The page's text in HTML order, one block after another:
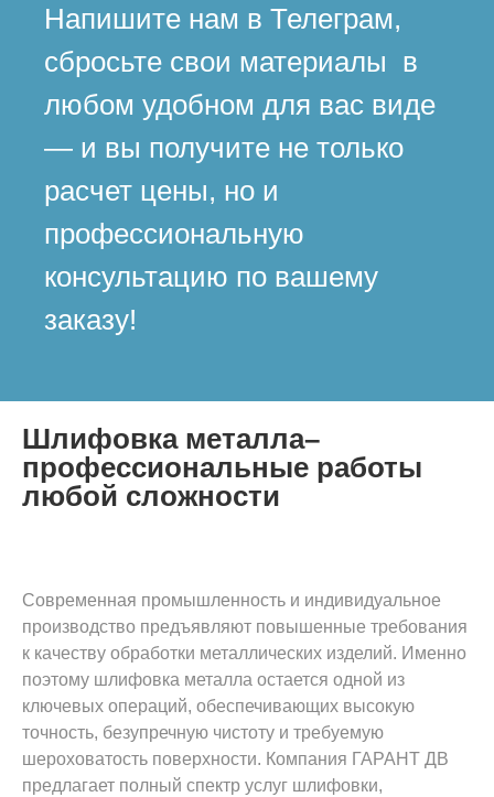
Напишите нам в Телеграм,
сбросьте свои материалы в
любом удобном для вас виде
— и вы получите не только
расчет цены, но и
профессиональную
консультацию по вашему
заказу!
Шлифовка металла–
профессиональные работы
любой сложности
Современная промышленность и индивидуальное
производство предъявляют повышенные требования
к качеству обработки металлических изделий. Именно
поэтому шлифовка металла остается одной из
ключевых операций, обеспечивающих высокую
точность, безупречную чистоту и требуемую
шероховатость поверхности. Компания ГАРАНТ ДВ
предлагает полный спектр услуг шлифовки,